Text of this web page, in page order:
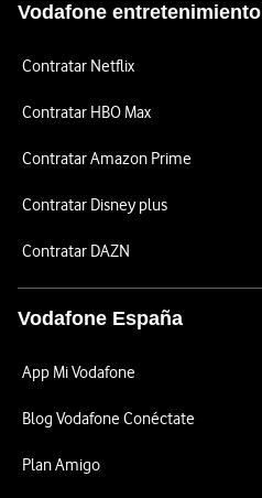
Vodafone entretenimiento
Contratar Netflix
Contratar HBO Max
Contratar Amazon Prime
Contratar Disney plus
Contratar DAZN
Vodafone España
App Mi Vodafone
Blog Vodafone Conéctate
Plan Amigo